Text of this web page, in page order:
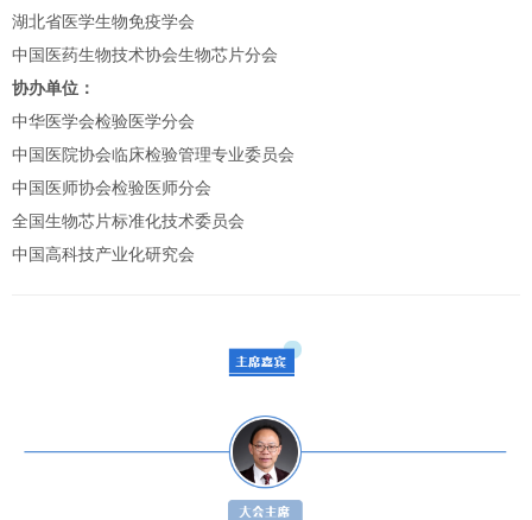
湖北省医学生物免疫学会
中国医药生物技术协会生物芯片分会
协办单位：
中华医学会检验医学分会
中国医院协会临床检验管理专业委员会
中国医师协会检验医师分会
全国生物芯片标准化技术委员会
中国高科技产业化研究会